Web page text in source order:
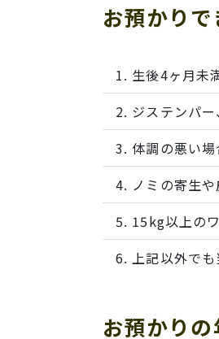
お預かり
生後4ヶ月未
ジステンパ
体調の悪い
ノミの寄生
15kg以上の
上記以外で
お預かり